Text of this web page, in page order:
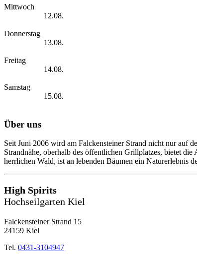
Mittwoch
12.08.
Donnerstag
13.08.
Freitag
14.08.
Samstag
15.08.
Über uns
Seit Juni 2006 wird am Falckensteiner Strand nicht nur auf
Strandnähe, oberhalb des öffentlichen Grillplatzes, bietet
herrlichen Wald, ist an lebenden Bäumen ein Naturerlebnis
High Spirits
Hochseilgarten Kiel
Falckensteiner Strand 15
24159 Kiel
Tel. 0431-3104947